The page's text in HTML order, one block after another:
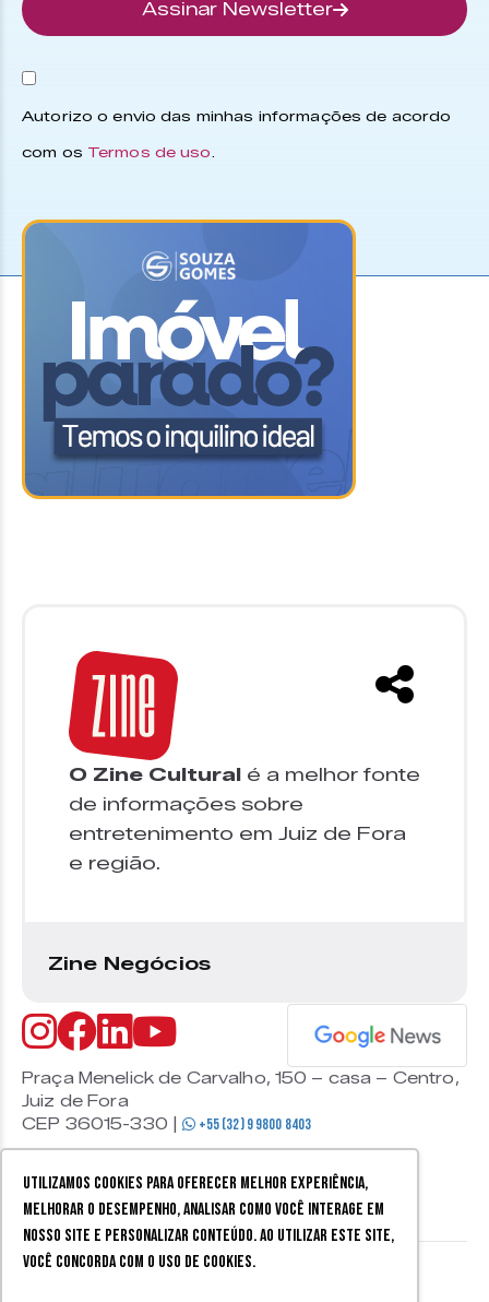
Utilizamos cookies para oferecer melhor experiência,
melhorar o desempenho, analisar como você interage em
nosso site e personalizar conteúdo. Ao utilizar este site,
você concorda com o uso de cookies.
Assinar Newsletter
Autorizo o envio das minhas informações de acordo
com os Termos de uso.
O Zine Cultural é a melhor fonte
de informações sobre
entretenimento em Juiz de Fora
e região.
Zine Negócios
Praça Menelick de Carvalho, 150 – casa – Centro,
Juiz de Fora
CEP 36015-330 |
+55 (32) 9 9800 8403